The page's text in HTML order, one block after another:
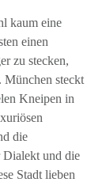
kaum eine
einen
zu stecken,
München steckt
Kneipen in
die
Dialekt und die
Stadt lieben